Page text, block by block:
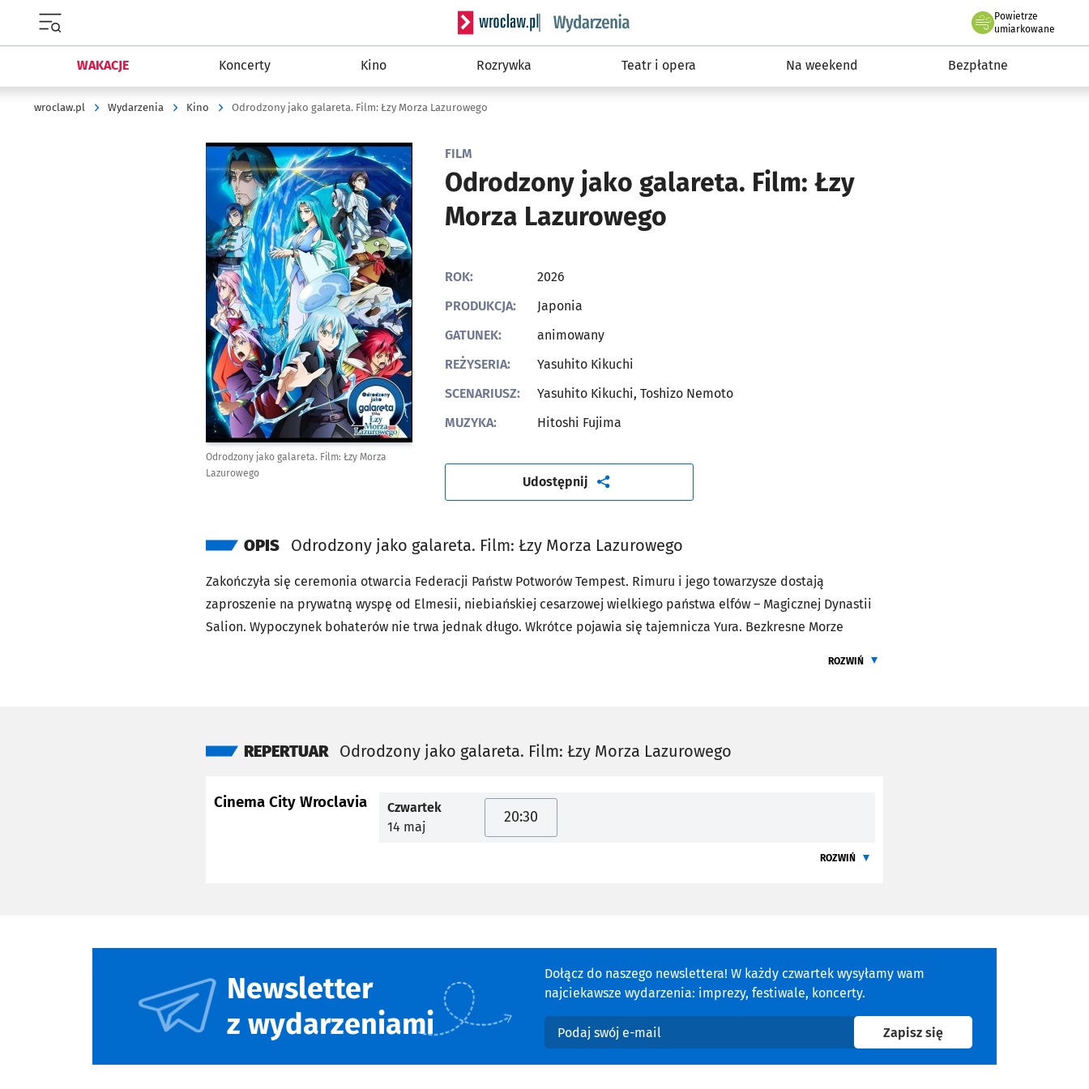
Serwis informacyjny wroclaw.pl podserwis: Wydarzenia
Powietrze
we Wrocławiu
umiarkowane
WAKACJE Koncerty Kino Rozrywka Teatr i opera Na weekend Bezpłatne
wroclaw.pl Wydarzenia Kino Odrodzony jako galareta. Film: Łzy Morza Lazurowego
FILM
Odrodzony jako galareta. Film: Łzy
Morza Lazurowego
Kliknij, aby powiększyć
Odrodzony jako galareta. Film: Łzy Morza
Lazurowego
ROK:
2026
PRODUKCJA:
Japonia
GATUNEK:
animowany
REŻYSERIA:
Yasuhito Kikuchi
SCENARIUSZ:
Yasuhito Kikuchi, Toshizo Nemoto
MUZYKA:
Hitoshi Fujima
Udostępnijartykuł
OPIS Odrodzony jako galareta. Film: Łzy Morza Lazurowego
Zakończyła się ceremonia otwarcia Federacji Państw Potworów Tempest. Rimuru i jego towarzysze dostają
zaproszenie na prywatną wyspę od Elmesii, niebiańskiej cesarzowej wielkiego państwa elfów – Magicznej Dynastii
Salion. Wypoczynek bohaterów nie trwa jednak długo. Wkrótce pojawia się tajemnicza Yura. Bezkresne Morze
ROZWIŃ
REPERTUAR Odrodzony jako galareta. Film: Łzy Morza Lazurowego
Cinema City Wroclavia
Czwartek
14 maj
20:30
ROZWIŃ
Newsletter
z wydarzeniami
Dołącz do naszego newslettera! W każdy czwartek wysyłamy wam
najciekawsze wydarzenia: imprezy, festiwale, koncerty.
Podaj swój e-mail
Zapisz sięna newsletter